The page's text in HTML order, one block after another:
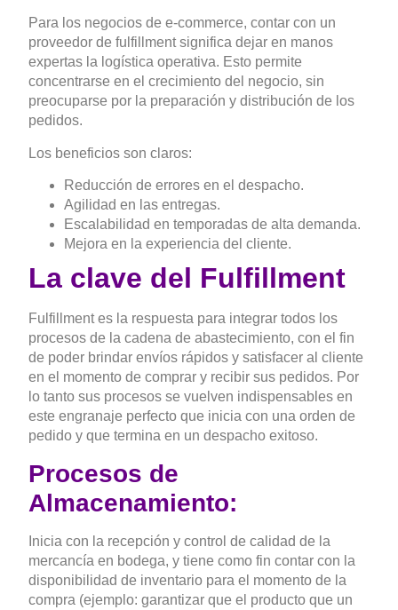
Para los negocios de e-commerce, contar con un
proveedor de fulfillment significa dejar en manos
expertas la logística operativa. Esto permite
concentrarse en el crecimiento del negocio, sin
preocuparse por la preparación y distribución de los
pedidos.
Los beneficios son claros:
Reducción de errores en el despacho.
Agilidad en las entregas.
Escalabilidad en temporadas de alta demanda.
Mejora en la experiencia del cliente.
La clave del Fulfillment
Fulfillment es la respuesta para integrar todos los
procesos de la cadena de abastecimiento, con el fin
de poder brindar envíos rápidos y satisfacer al cliente
en el momento de comprar y recibir sus pedidos. Por
lo tanto sus procesos se vuelven indispensables en
este engranaje perfecto que inicia con una orden de
pedido y que termina en un despacho exitoso.
Procesos de
Almacenamiento:
Inicia con la recepción y control de calidad de la
mercancía en bodega, y tiene como fin contar con la
disponibilidad de inventario para el momento de la
compra (ejemplo: garantizar que el producto que un